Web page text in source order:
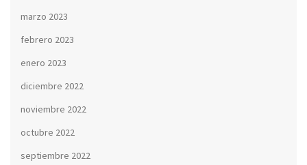
marzo 2023
febrero 2023
enero 2023
diciembre 2022
noviembre 2022
octubre 2022
septiembre 2022